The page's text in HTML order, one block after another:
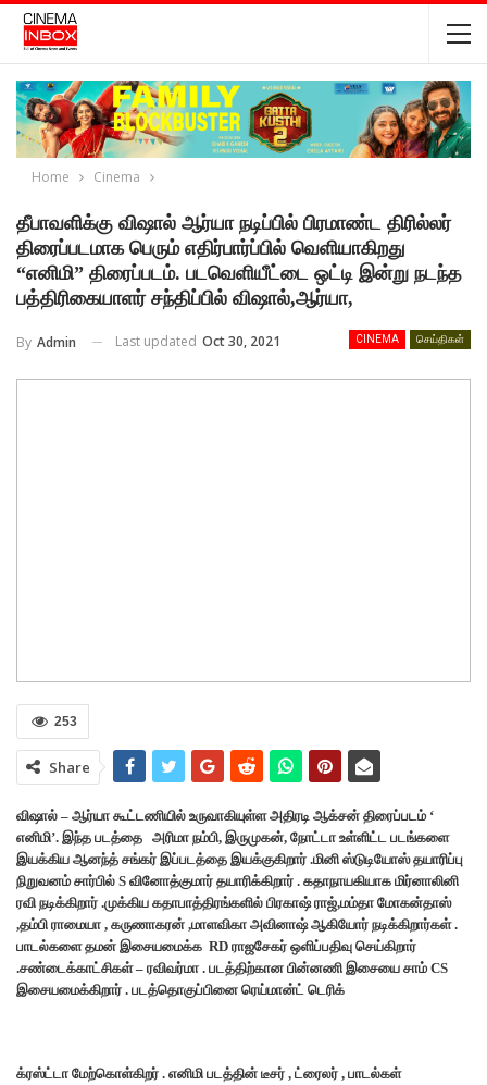
Home Cinema
தீபாவளிக்கு விஷால் ஆர்யா நடிப்பில் பிரமாண்ட திரில்லர்
திரைப்படமாக பெரும் எதிர்பார்ப்பில் வெளியாகிறது
“எனிமி” திரைப்படம். படவெளியீட்டை ஒட்டி இன்று நடந்த
பத்திரிகையாளர் சந்திப்பில் விஷால்,ஆர்யா,
CINEMA செய்திகள்
By Admin Last updated Oct 30, 2021
253
Share
விஷால் – ஆர்யா கூட்டணியில் உருவாகியுள்ள அதிரடி ஆக்சன் திரைப்படம் ‘
எனிமி’. இந்த படத்தை அரிமா நம்பி, இருமுகன், நோட்டா உள்ளிட்ட படங்களை
இயக்கிய ஆனந்த் சங்கர் இப்படத்தை இயக்குகிறார் .மினி ஸ்டுடியோஸ் தயாரிப்பு
நிறுவனம் சார்பில் S வினோத்குமார் தயாரிக்கிறார் . கதாநாயகியாக மிர்னாலினி
ரவி நடிக்கிறார் .முக்கிய கதாபாத்திரங்களில் பிரகாஷ் ராஜ்,மம்தா மோகன்தாஸ்
,தம்பி ராமையா , கருணாகரன் ,மாளவிகா அவினாஷ் ஆகியோர் நடிக்கிறார்கள் .
பாடல்களை தமன் இசையமைக்க RD ராஜசேகர் ஒளிப்பதிவு செய்கிறார்
.சண்டைக்காட்சிகள் – ரவிவர்மா . படத்திற்கான பின்னணி இசையை சாம் CS
இசையமைக்கிறார் . படத்தொகுப்பினை ரெய்மான்ட் டெரிக்
க்ரஸ்ட்டா மேற்கொள்கிறர் . எனிமி படத்தின் டீசர் , ட்ரைலர் , பாடல்கள்